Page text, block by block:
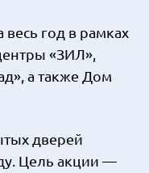
весь год в рамках
«ЗИЛ»,
а также Дом
дверей
Цель акции —